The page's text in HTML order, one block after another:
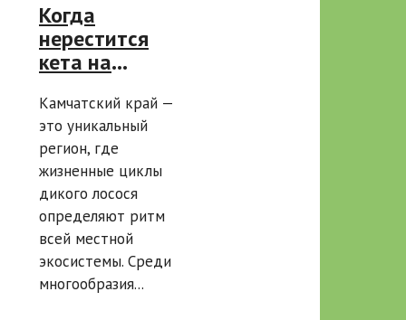
Когда
нерестится
кета на
Камчатский край —
это уникальный
регион, где
жизненные циклы
дикого лосося
определяют ритм
всей местной
экосистемы. Среди
многообразия...